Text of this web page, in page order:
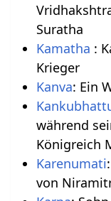
Suratha
Kamatha :
Krieger
Kanva: Ein
während
Königreich
Karenumati
von